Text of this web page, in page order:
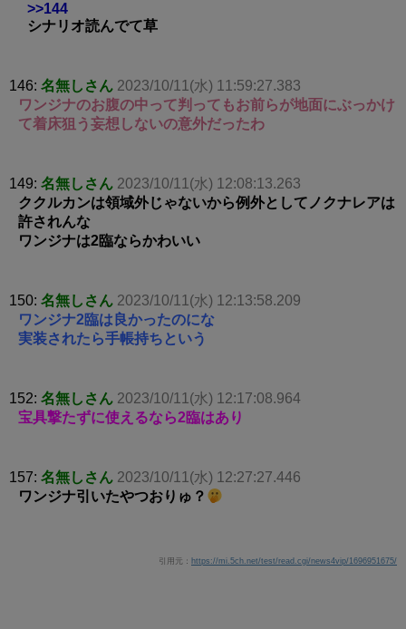
>>144
シナリオ読んでて草
146: 名無しさん 2023/10/11(水) 11:59:27.383
ワンジナのお腹の中って判ってもお前らが地面にぶっかけ
て着床狙う妄想しないの意外だったわ
149: 名無しさん 2023/10/11(水) 12:08:13.263
ククルカンは領域外じゃないから例外としてノクナレアは
許されんな
ワンジナは2臨ならかわいい
150: 名無しさん 2023/10/11(水) 12:13:58.209
ワンジナ2臨は良かったのにな
実装されたら手帳持ちという
152: 名無しさん 2023/10/11(水) 12:17:08.964
宝具撃たずに使えるなら2臨はあり
157: 名無しさん 2023/10/11(水) 12:27:27.446
ワンジナ引いたやつおりゅ？
引用元： https://mi.5ch.net/test/read.cgi/news4vip/1696951675/